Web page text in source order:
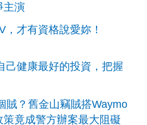
主演
才有資格說愛妳！
己健康最好的投資，把握
賊？舊金山竊賊搭Waymo
竟成警方辦案最大阻礙